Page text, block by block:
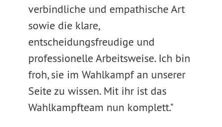
verbindliche und empathische Art
sowie die klare,
entscheidungsfreudige und
professionelle Arbeitsweise. Ich bin
froh, sie im Wahlkampf an unserer
Seite zu wissen. Mit ihr ist das
Wahlkampfteam nun komplett."